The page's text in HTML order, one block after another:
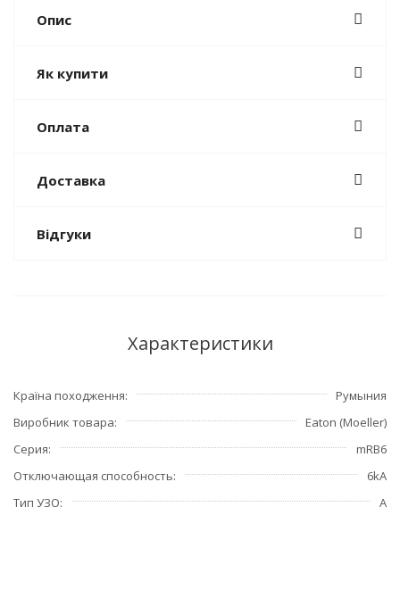
Опис
Як купити
Оплата
Доставка
Відгуки
Характеристики
Країна походження
Румыния
Виробник товара
Eaton (Moeller)
Серия
mRB6
Отключающая способность
6kA
Тип УЗО
А